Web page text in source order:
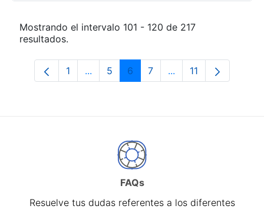
Mostrando el intervalo 101 - 120 de 217
resultados.
Página
1 ...Páginas intermedias Use TAB para
Página
5 Página
6 Página
7 ...Páginas intermedias
Página
11
FAQs
Resuelve tus dudas referentes a los diferentes